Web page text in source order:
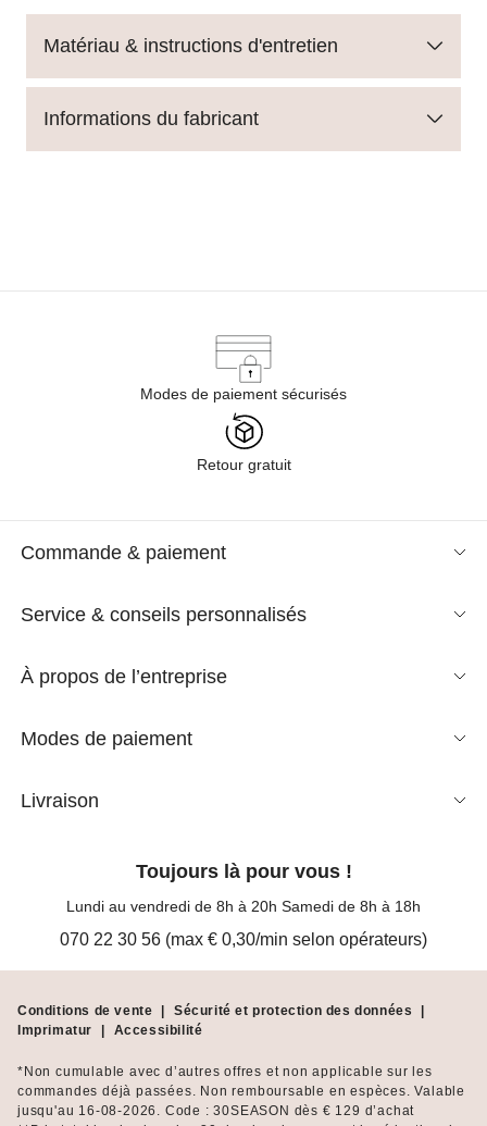
Matériau & instructions d'entretien
Informations du fabricant
Modes de paiement sécurisés
Retour gratuit
Commande & paiement
Service & conseils personnalisés
À propos de l’entreprise
Modes de paiement
Livraison
Toujours là pour vous !
Lundi au vendredi de 8h à 20h Samedi de 8h à 18h
070 22 30 56 (max € 0,30/min selon opérateurs)
Conditions de vente | Sécurité et protection des données
|
Imprimatur
| Accessibilité
*Non cumulable avec d’autres offres et non applicable sur les
commandes déjà passées. Non remboursable en espèces. Valable
jusqu'au 16-08-2026. Code : 30SEASON dès € 129 d’achat